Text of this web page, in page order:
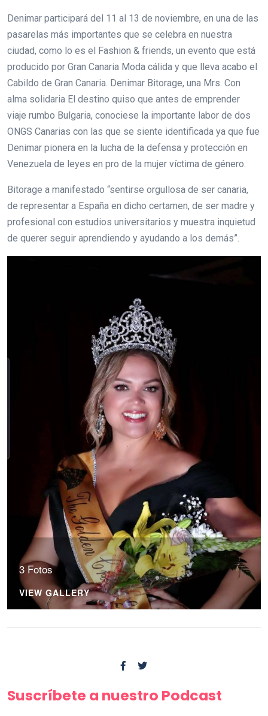
Denimar participará del 11 al 13 de noviembre, en una de las
pasarelas más importantes que se celebra en nuestra
ciudad, como lo es el Fashion & friends, un evento que está
producido por Gran Canaria Moda cálida y que lleva acabo el
Cabildo de Gran Canaria. Denimar Bitorage, una Mrs. Con
alma solidaria El destino quiso que antes de emprender
viaje rumbo Bulgaria, conociese la importante labor de dos
ONGS Canarias con las que se siente identificada ya que fue
Denimar pionera en la lucha de la defensa y protección en
Venezuela de leyes en pro de la mujer víctima de género.
Bitorage a manifestado “sentirse orgullosa de ser canaria,
de representar a España en dicho certamen, de ser madre y
profesional con estudios universitarios y muestra inquietud
de querer seguir aprendiendo y ayudando a los demás”.
3 Fotos
VIEW GALLERY
Suscríbete a nuestro Podcast